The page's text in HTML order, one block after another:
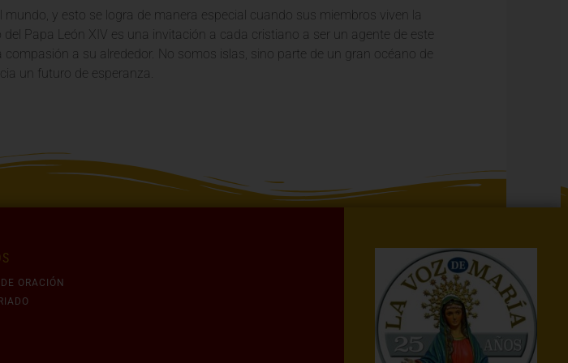
mundo, y esto se logra de manera especial cuando sus miembros viven la
Papa León XIV es una invitación a cada cristiano a ser un agente de este
a su alrededor. No somos islas, sino parte de un gran océano de
un futuro de esperanza.
ORACIÓN